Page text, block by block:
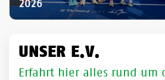
2026
UNSER E.V.
Erfahrt hier alles rund um